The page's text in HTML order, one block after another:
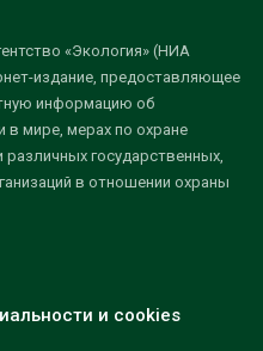
«Экология» (НИА
издание, предоставляющее
информацию об
в мире, мерах по охране
государственных,
в отношении охраны
и cookies